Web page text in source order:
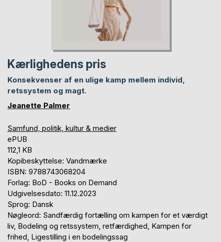
Kærlighedens pris
Konsekvenser af en ulige kamp mellem individ,
retssystem og magt.
Jeanette Palmer
Samfund, politik, kultur & medier
ePUB
112,1 KB
Kopibeskyttelse: Vandmærke
ISBN: 9788743068204
Forlag: BoD - Books on Demand
Udgivelsesdato: 11.12.2023
Sprog: Dansk
Nøgleord: Sandfærdig fortælling om kampen for et værdigt
liv, Bodeling og retssystem, retfærdighed, Kampen for
frihed, Ligestilling i en bodelingssag